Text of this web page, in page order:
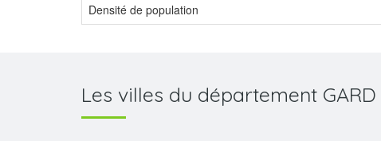
Densité de population
Les villes du département GARD